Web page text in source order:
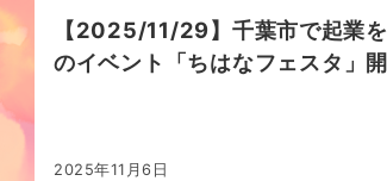
【2025/11/29】千葉市で起業
のイベント「ちはなフェスタ」
2025年11月6日